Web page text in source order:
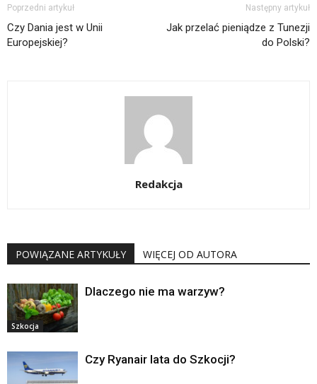
Poprzedni artykuł
Czy Dania jest w Unii
Europejskiej?
Następny artykuł
Jak przelać pieniądze z Tunezji
do Polski?
Redakcja
POWIĄZANE ARTYKUŁY WIĘCEJ OD AUTORA
Szkocja
Dlaczego nie ma warzyw?
Czy Ryanair lata do Szkocji?